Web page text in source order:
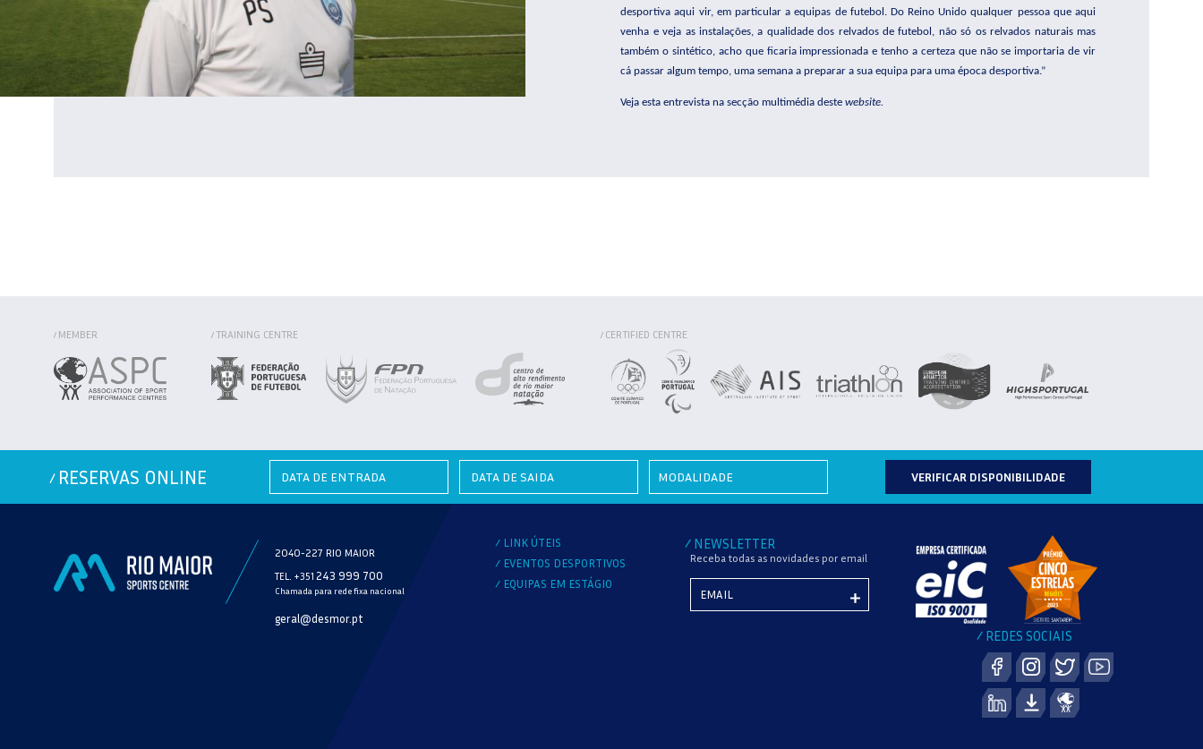
desportiva aqui vir, em particular a equipas de futebol. Do Reino Unido qualquer pessoa que aqui
venha e veja as instalações, a qualidade dos relvados de futebol, não só os relvados naturais mas
também o sintético, acho que ficaria impressionada e tenho a certeza que não se importaria de vir
cá passar algum tempo, uma semana a preparar a sua equipa para uma época desportiva.”
Veja esta entrevista na secção multimédia destewebsite.
/ MEMBER / TRAINING CENTRE / CERTIFIED CENTRE
/ RESERVAS ONLINE MODALIDADE VERIFICAR DISPONIBILIDADE
2040-227 RIO MAIOR
TEL. +351 243 999 700
Chamada para rede fixa nacional
geral@desmor.pt
/ LINK ÚTEIS
/ EVENTOS DESPORTIVOS
/ EQUIPAS EM ESTÁGIO
/ NEWSLETTER
Receba todas as novidades por email
/ REDES SOCIAIS